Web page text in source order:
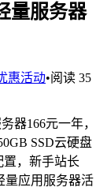
量服务器
惠活动•阅读 35
器166元一年，
SSD云硬盘
置，新手站长
量应用服务器活